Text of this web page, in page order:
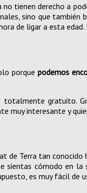
tienen derecho a
sino que
de ligar a esta
porquepodemos
gratuito.
muy interesante y
Terra tan
sientas cómodo en la
es muy fácil de